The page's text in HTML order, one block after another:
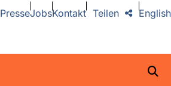
PresseJobsKontakt English
Teilen